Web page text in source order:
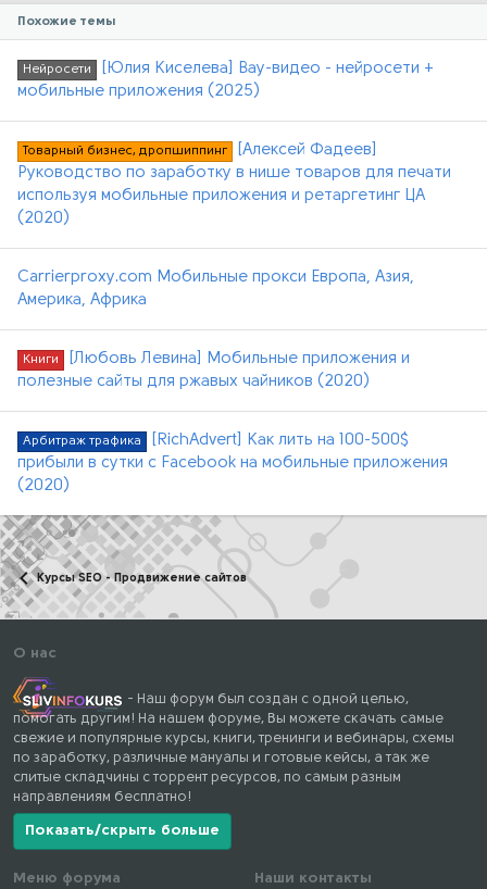
Похожие темы
Нейросети
[Юлия Киселева] Вау-видео - нейросети +
мобильные приложения (2025)
Товарный бизнес, дропшиппинг
[Алексей Фадеев]
Руководство по заработку в нише товаров для печати
используя мобильные приложения и ретаргетинг ЦА
(2020)
Carrierproxy.com Мобильные прокси Европа, Азия,
Америка, Африка
Книги
[Любовь Левина] Мобильные приложения и
полезные сайты для ржавых чайников (2020)
Арбитраж трафика
[RichAdvert] Как лить на 100-500$
прибыли в сутки с Facebook на мобильные приложения
(2020)
Курсы SEO - Продвижение сайтов
О нас
- Наш форум был создан с одной целью,
помогать другим! На нашем форуме, Вы можете скачать самые
свежие и популярные курсы, книги, тренинги и вебинары, схемы
по заработку, различные мануалы и готовые кейсы, а так же
слитые складчины с торрент ресурсов, по самым разным
направлениям бесплатно!
Показать/скрыть больше
Меню форума Наши контакты